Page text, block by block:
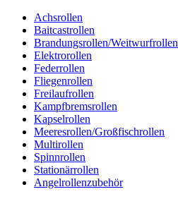
Achsrollen
Baitcastrollen
Brandungsrollen/Weitwurfrollen
Elektrorollen
Federrollen
Fliegenrollen
Freilaufrollen
Kampfbremsrollen
Kapselrollen
Meeresrollen/Großfischrollen
Multirollen
Spinnrollen
Stationärrollen
Angelrollenzubehör